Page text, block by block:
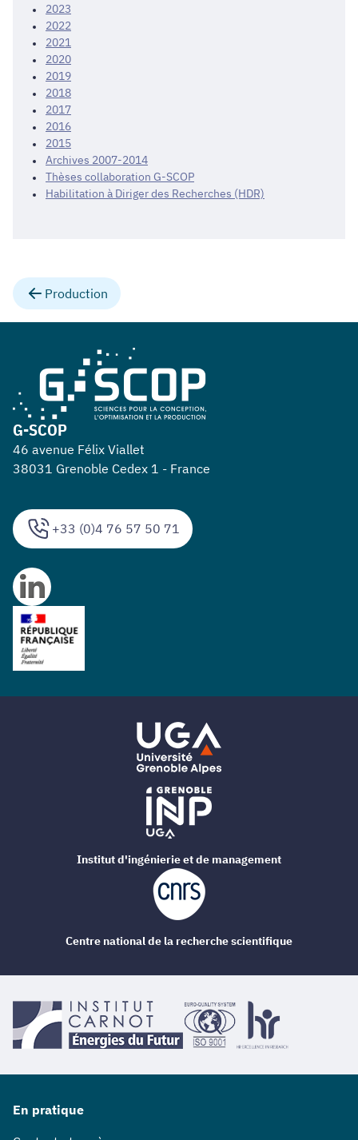
2023
2022
2021
2020
2019
2018
2017
2016
2015
Archives 2007-2014
Thèses collaboration G-SCOP
Habilitation à Diriger des Recherches (HDR)
Production
+33 (0)4 76 57 50 71
G-SCOP
46 avenue Félix Viallet
38031 Grenoble Cedex 1 - France
En pratique
Institut d'ingénierie et de management
Centre national de la recherche scientifique